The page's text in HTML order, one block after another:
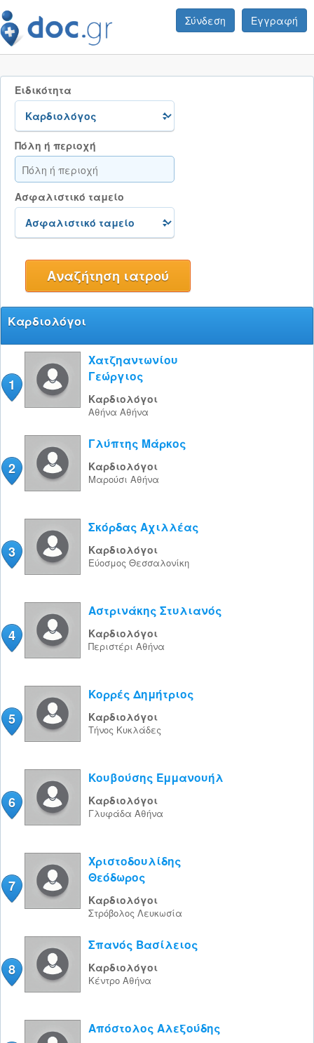
Σύνδεση Εγγραφή
Ειδικότητα
Πόλη ή περιοχή
Ασφαλιστικό ταμείο
Καρδιολόγοι
1
Χατζηαντωνίου
Γεώργιος
Καρδιολόγοι
Αθήνα Αθήνα
2
Γλύπτης Μάρκος
Καρδιολόγοι
Μαρούσι Αθήνα
3
Σκόρδας Αχιλλέας
Καρδιολόγοι
Εύοσμος Θεσσαλονίκη
4
Αστρινάκης Στυλιανός
Καρδιολόγοι
Περιστέρι Αθήνα
5
Κορρές Δημήτριος
Καρδιολόγοι
Τήνος Κυκλάδες
6
Κουβούσης Εμμανουήλ
Καρδιολόγοι
Γλυφάδα Αθήνα
7
Χριστοδουλίδης
Θεόδωρος
Καρδιολόγοι
Στρόβολος Λευκωσία
8
Σπανός Βασίλειος
Καρδιολόγοι
Κέντρο Αθήνα
Απόστολος Αλεξούδης